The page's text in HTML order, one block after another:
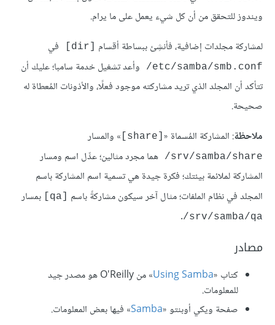
ويندوز للتحقق من أن كل شيء يعمل على ما يرام.
لمشاركة مجلدات إضافية، فأنشِئ ببساطة أقسام
في
‎/etc/samba/smb.conf
وأعد تشغيل خدمة سامبا؛ عليك أن
تتأكد أن المجلد الذي تريد مشاركته موجود فعلًا، والأذونات المُعطاة له
صحيحة.
ملاحظة: المشاركة المُسماة « » والمسار
‎/srv/samba/share
هما مجرد مثالين؛ عدِّل اسم ومسار
المشاركة لملائمة بيئتك؛ فكرة جيدة هي تسمية اسم المشاركة باسم
المجلد في نظام الملفات؛ مثال آخر سيكون مشاركةً باسم
بمسار
‎/srv/samba/qa
.
مصادر
كتاب «Using Samba
» من O'Reilly هو مصدر جيد
للمعلومات.
صفحة ويكي أوبنتو «Samba» فيها بعض المعلومات.